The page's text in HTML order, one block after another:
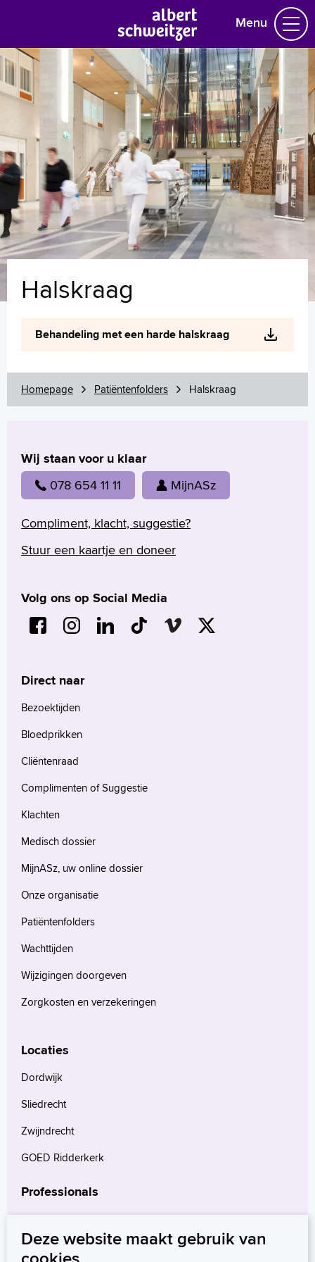
Menu
Homepage
Praktische informatie
Specialismen
Werken en leren
Medewerkers
Contact
MijnASz
Language
Zoeken
Français
Polski
Türkçe
Arabisch
Halskraag
Behandeling met een harde halskraag
Homepage Patiëntenfolders Halskraag
Wij staan voor u klaar
078 654 11 11 MijnASz
Compliment, klacht, suggestie?
Stuur een kaartje en doneer
Volg ons op Social Media
Direct naar
Bezoektijden
Bloedprikken
Cliëntenraad
Complimenten of Suggestie
Klachten
Medisch dossier
MijnASz, uw online dossier
Onze organisatie
Patiëntenfolders
Wachttijden
Wijzigingen doorgeven
Zorgkosten en verzekeringen
Locaties
Dordwijk
Sliedrecht
Zwijndrecht
GOED Ridderkerk
Professionals
Verwijzers
Wetenschappelijk onderzoek
Deze website maakt gebruik van